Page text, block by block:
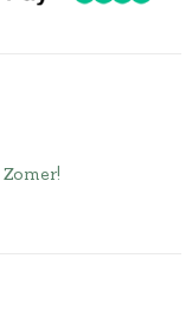
Zomer!